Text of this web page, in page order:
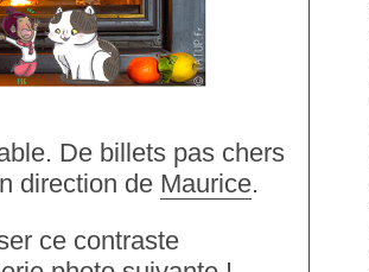
De billets pas chers
direction de Maurice.
ce contraste